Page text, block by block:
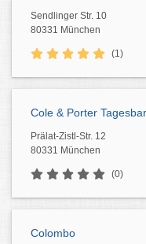
Sendlinger Str. 10
80331 München
(1)
Cole & Porter Tagesbar
Prälat-Zistl-Str. 12
80331 München
(0)
Colombo